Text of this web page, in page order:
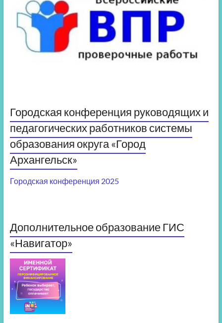
Городская конференция руководящих и
педагогических работников системы
образования округа «Город
Архангельск»
Городская конференция 2025
Дополнительное образование ГИС
«Навигатор»